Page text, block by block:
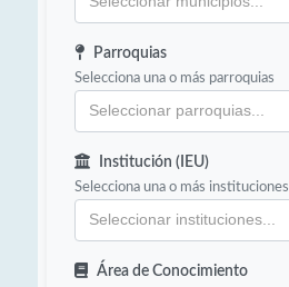
Parroquias
Selecciona una o más parroquias
Institución (IEU)
Selecciona una o más instituciones
Área de Conocimiento